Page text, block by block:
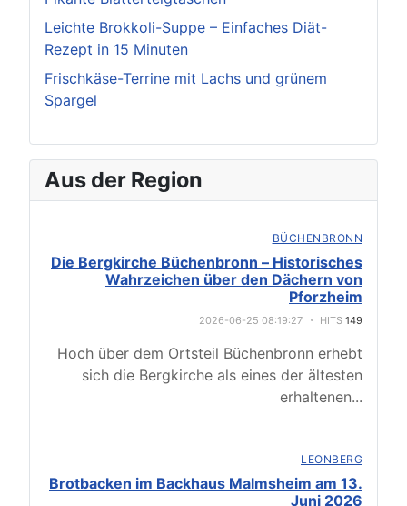
Leichte Brokkoli-Suppe – Einfaches Diät-
Rezept in 15 Minuten
Frischkäse-Terrine mit Lachs und grünem
Spargel
Aus der Region
BÜCHENBRONN
Die Bergkirche Büchenbronn – Historisches
Wahrzeichen über den Dächern von
Pforzheim
2026-06-25 08:19:27 HITS 149
Hoch über dem Ortsteil Büchenbronn erhebt
sich die Bergkirche als eines der ältesten
erhaltenen...
LEONBERG
Brotbacken im Backhaus Malmsheim am 13.
Juni 2026